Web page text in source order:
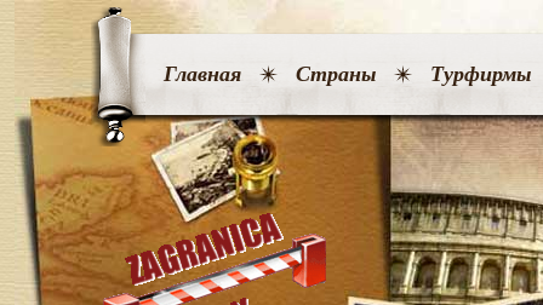
Главная Страны Турфирмы